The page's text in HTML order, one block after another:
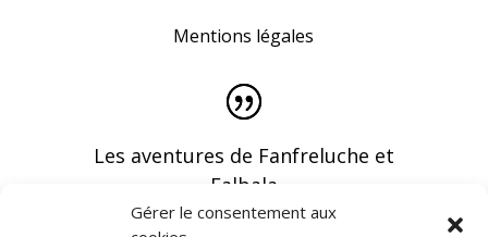
Gérer le consentement aux
Mentions légales
Les aventures de Fanfreluche et
Falbala